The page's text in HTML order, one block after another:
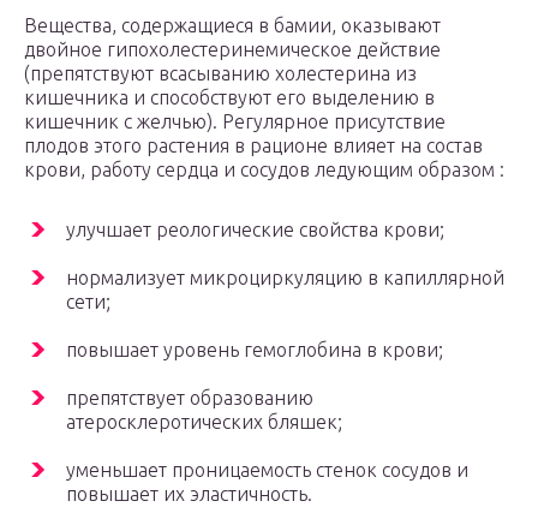
Вещества, содержащиеся в бамии, оказывают
двойное гипохолестеринемическое действие
(препятствуют всасыванию холестерина из
кишечника и способствуют его выделению в
кишечник с желчью). Регулярное присутствие
плодов этого растения в рационе влияет на состав
крови, работу сердца и сосудов ледующим образом :
улучшает реологические свойства крови;
нормализует микроциркуляцию в капиллярной
сети;
повышает уровень гемоглобина в крови;
препятствует образованию
атеросклеротических бляшек;
уменьшает проницаемость стенок сосудов и
повышает их эластичность.